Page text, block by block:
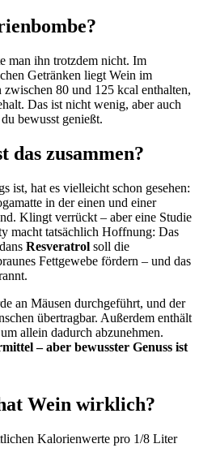
man ihn trotzdem nicht. Im
Getränken liegt Wein im
80 und 125 kcal enthalten,
Das ist nicht wenig, aber auch
bewusst genießt.
das zusammen?
ist, hat es vielleicht schon gesehen:
in der einen und einer
Klingt verrückt – aber eine Studie
macht tatsächlich Hoffnung: Das
Resveratrol soll die
Fettgewebe fördern – und das
an Mäusen durchgeführt, und der
übertragbar. Außerdem enthält
allein dadurch abzunehmen.
– aber bewusster Genuss ist
Wein wirklich?
Kalorienwerte pro 1/8 Liter